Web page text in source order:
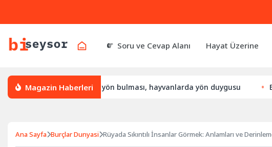
Soru ve Cevap Alanı Hayat Üzerine
Magazin Haberleri
yön bulur, leylek yön bulması, hayvanlarda yön duygusu Bütünleşik
Ana Sayfa Burçlar Dunyasi Rüyada Sıkıntılı İnsanlar Görmek: Anlamları ve